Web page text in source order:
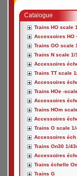
Catalogue
Trains HO scale
Accessoires HO
Trains OO scale
Trains N scale 1/
Accessoires
Trains TT scale
Accessoires
Trains HOe -scale
Accessoires
Trains HOm scale
Accessoires
Trains O scale 1/
Accessoires éch
Trains On30 1/
Accessoires
Trains échelle
Trains G